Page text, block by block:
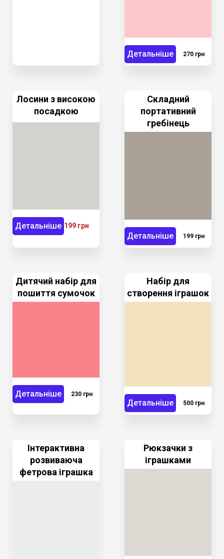
Детальніше 270 грн
Лосини з високою
посадкою
Детальніше 199 грн
Складний
портативний
гребінець
Детальніше 199 грн
Дитячий набір для
пошиття сумочок
Детальніше 230 грн
Набір для
створення іграшок
Детальніше 500 грн
Інтерактивна
розвиваюча
фетрова іграшка
Рюкзачки з
іграшками